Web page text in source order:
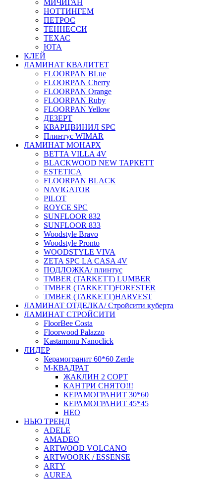
МИЧИГАН
НОТТИНГЕМ
ПЕТРОС
ТЕННЕССИ
ТЕХАС
ЮТА
КЛЕЙ
ЛАМИНАТ КВАЛИТЕТ
FLOORPAN BLue
FLOORPAN Cherry
FLOORPAN Orange
FLOORPAN Ruby
FLOORPAN Yellow
ДЕЗЕРТ
КВАРЦВИНИЛ SPC
Плинтус WIMAR
ЛАМИНАТ МОНАРХ
BETTA VILLA 4V
BLACKWOOD NEW ТАРКЕТТ
ESTETICA
FLOORPAN BLACK
NAVIGATOR
PILOT
ROYCE SPC
SUNFLOOR 832
SUNFLOOR 833
Woodstyle Bravo
Woodstyle Pronto
WOODSTYLE VIVA
ZETA SPC LA CASA 4V
ПОДЛОЖКА/ плинтус
ТMBER (TARKETT) LUMBER
ТMBER (TARKETT)FORESTER
ТMBER (TARKETT)HARVEST
ЛАМИНАТ ОТДЕЛКА/ Стройсити куберта
ЛАМИНАТ СТРОЙСИТИ
FloorBee Costa
Floorwood Palazzo
Kastamonu Nanoclick
ЛИДЕР
Керамогранит 60*60 Zerde
М-КВАДРАТ
ЖАКЛИН 2 СОРТ
КАНТРИ СНЯТО!!!
КЕРАМОГРАНИТ 30*60
КЕРАМОГРАНИТ 45*45
НЕО
НЬЮ ТРЕНД
ADELE
AMADEO
ARTWOOD VOLCANO
ARTWOORK / ESSENSE
ARTY
AUREA